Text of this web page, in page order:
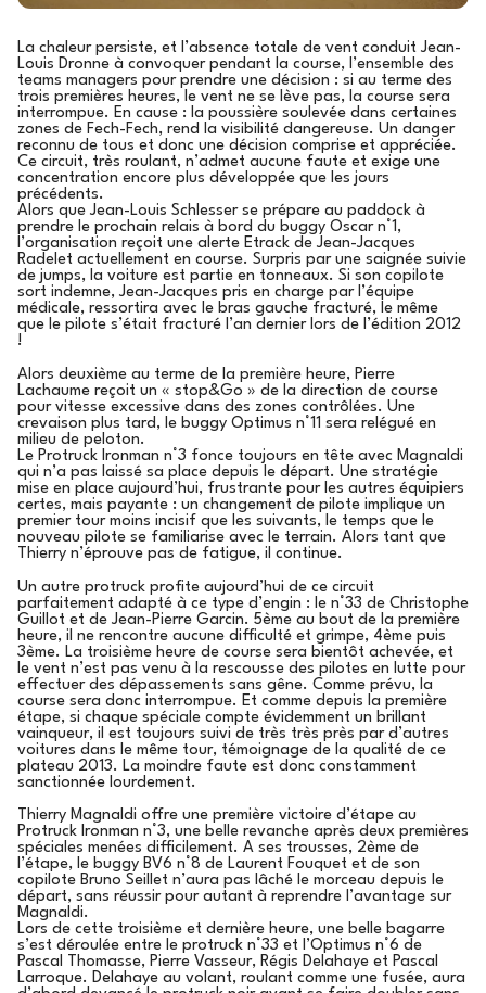
La chaleur persiste, et l’absence totale de vent conduit Jean-
Louis Dronne à convoquer pendant la course, l’ensemble des
teams managers pour prendre une décision : si au terme des
trois premières heures, le vent ne se lève pas, la course sera
interrompue. En cause : la poussière soulevée dans certaines
zones de Fech-Fech, rend la visibilité dangereuse. Un danger
reconnu de tous et donc une décision comprise et appréciée.
Ce circuit, très roulant, n’admet aucune faute et exige une
concentration encore plus développée que les jours
précédents.
Alors que Jean-Louis Schlesser se prépare au paddock à
prendre le prochain relais à bord du buggy Oscar n°1,
l’organisation reçoit une alerte Etrack de Jean-Jacques
Radelet actuellement en course. Surpris par une saignée suivie
de jumps, la voiture est partie en tonneaux. Si son copilote
sort indemne, Jean-Jacques pris en charge par l’équipe
médicale, ressortira avec le bras gauche fracturé, le même
que le pilote s’était fracturé l’an dernier lors de l’édition 2012
!
Alors deuxième au terme de la première heure, Pierre
Lachaume reçoit un « stop&Go » de la direction de course
pour vitesse excessive dans des zones contrôlées. Une
crevaison plus tard, le buggy Optimus n°11 sera relégué en
milieu de peloton.
Le Protruck Ironman n°3 fonce toujours en tête avec Magnaldi
qui n’a pas laissé sa place depuis le départ. Une stratégie
mise en place aujourd’hui, frustrante pour les autres équipiers
certes, mais payante : un changement de pilote implique un
premier tour moins incisif que les suivants, le temps que le
nouveau pilote se familiarise avec le terrain. Alors tant que
Thierry n’éprouve pas de fatigue, il continue.
Un autre protruck profite aujourd’hui de ce circuit
parfaitement adapté à ce type d’engin : le n°33 de Christophe
Guillot et de Jean-Pierre Garcin. 5ème au bout de la première
heure, il ne rencontre aucune difficulté et grimpe, 4ème puis
3ème. La troisième heure de course sera bientôt achevée, et
le vent n’est pas venu à la rescousse des pilotes en lutte pour
effectuer des dépassements sans gêne. Comme prévu, la
course sera donc interrompue. Et comme depuis la première
étape, si chaque spéciale compte évidemment un brillant
vainqueur, il est toujours suivi de très très près par d’autres
voitures dans le même tour, témoignage de la qualité de ce
plateau 2013. La moindre faute est donc constamment
sanctionnée lourdement.
Thierry Magnaldi offre une première victoire d’étape au
Protruck Ironman n°3, une belle revanche après deux premières
spéciales menées difficilement. A ses trousses, 2ème de
l’étape, le buggy BV6 n°8 de Laurent Fouquet et de son
copilote Bruno Seillet n’aura pas lâché le morceau depuis le
départ, sans réussir pour autant à reprendre l’avantage sur
Magnaldi.
Lors de cette troisième et dernière heure, une belle bagarre
s’est déroulée entre le protruck n°33 et l’Optimus n°6 de
Pascal Thomasse, Pierre Vasseur, Régis Delahaye et Pascal
Larroque. Delahaye au volant, roulant comme une fusée, aura